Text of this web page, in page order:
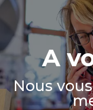
A
Nous